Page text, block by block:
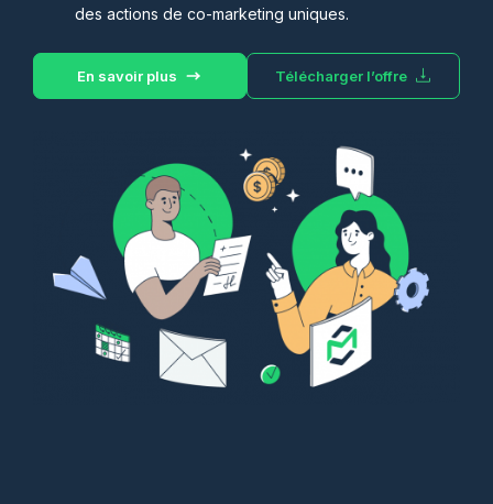
des actions de co-marketing uniques.
En savoir plus Télécharger l’offre